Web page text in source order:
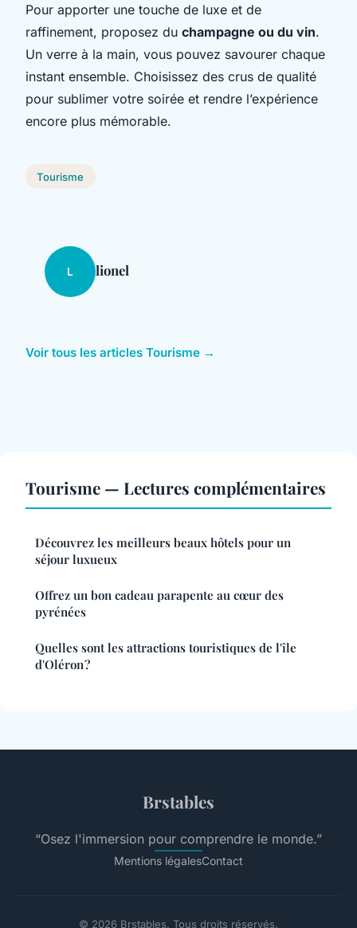
Pour apporter une touche de luxe et de
raffinement, proposez du champagne ou du vin.
Un verre à la main, vous pouvez savourer chaque
instant ensemble. Choisissez des crus de qualité
pour sublimer votre soirée et rendre l’expérience
encore plus mémorable.
Tourisme
L lionel
Voir tous les articles Tourisme →
Tourisme — Lectures complémentaires
Découvrez les meilleurs beaux hôtels pour un
séjour luxueux
Offrez un bon cadeau parapente au cœur des
pyrénées
Quelles sont les attractions touristiques de l'île
d'Oléron ?
Brstables
“Osez l'immersion pour comprendre le monde.”
Mentions légalesContact
© 2026 Brstables. Tous droits réservés.